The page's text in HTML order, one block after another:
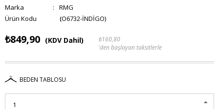
Marka :
RMG
(O6732-İNDİGO)
₺849,90 (KDV Dahil)
₺160,80
'den başlayan taksitlerle
BEDEN TABLOSU